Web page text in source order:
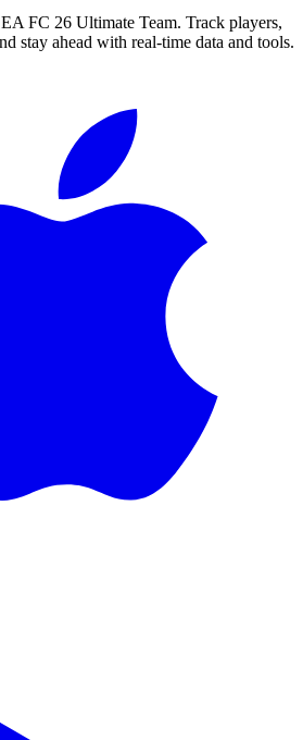
FC 26 Ultimate Team. Track players,
stay ahead with real-time data and tools.